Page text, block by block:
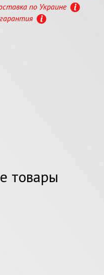
по Украине
товары